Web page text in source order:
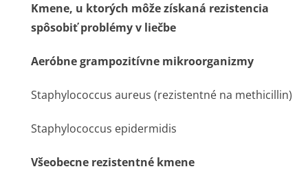
Kmene, u ktorých môže získaná rezistencia
spôsobiť problémy v liečbe
Aeróbne grampozitívne mikroorganizmy
Staphylococcus aureus (rezistentné na methicillin)
Staphylococcus epidermidis
Všeobecne rezistentné kmene